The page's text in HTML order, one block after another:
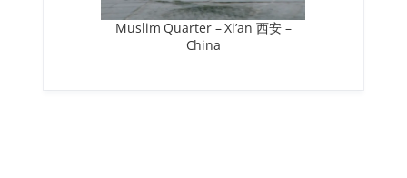
Muslim Quarter – Xi’an 西安 –
China